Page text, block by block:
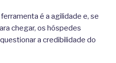
é a agilidade e, se
chegar, os hóspedes
a credibilidade do